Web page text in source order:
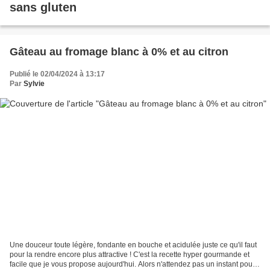
sans gluten
Gâteau au fromage blanc à 0% et au citron
Publié le 02/04/2024 à 13:17
Par Sylvie
Une douceur toute légère, fondante en bouche et acidulée juste ce qu'il faut
pour la rendre encore plus attractive ! C'est la recette hyper gourmande et
facile que je vous propose aujourd'hui. Alors n'attendez pas un instant pour